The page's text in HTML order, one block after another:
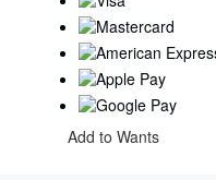
Add to Wants